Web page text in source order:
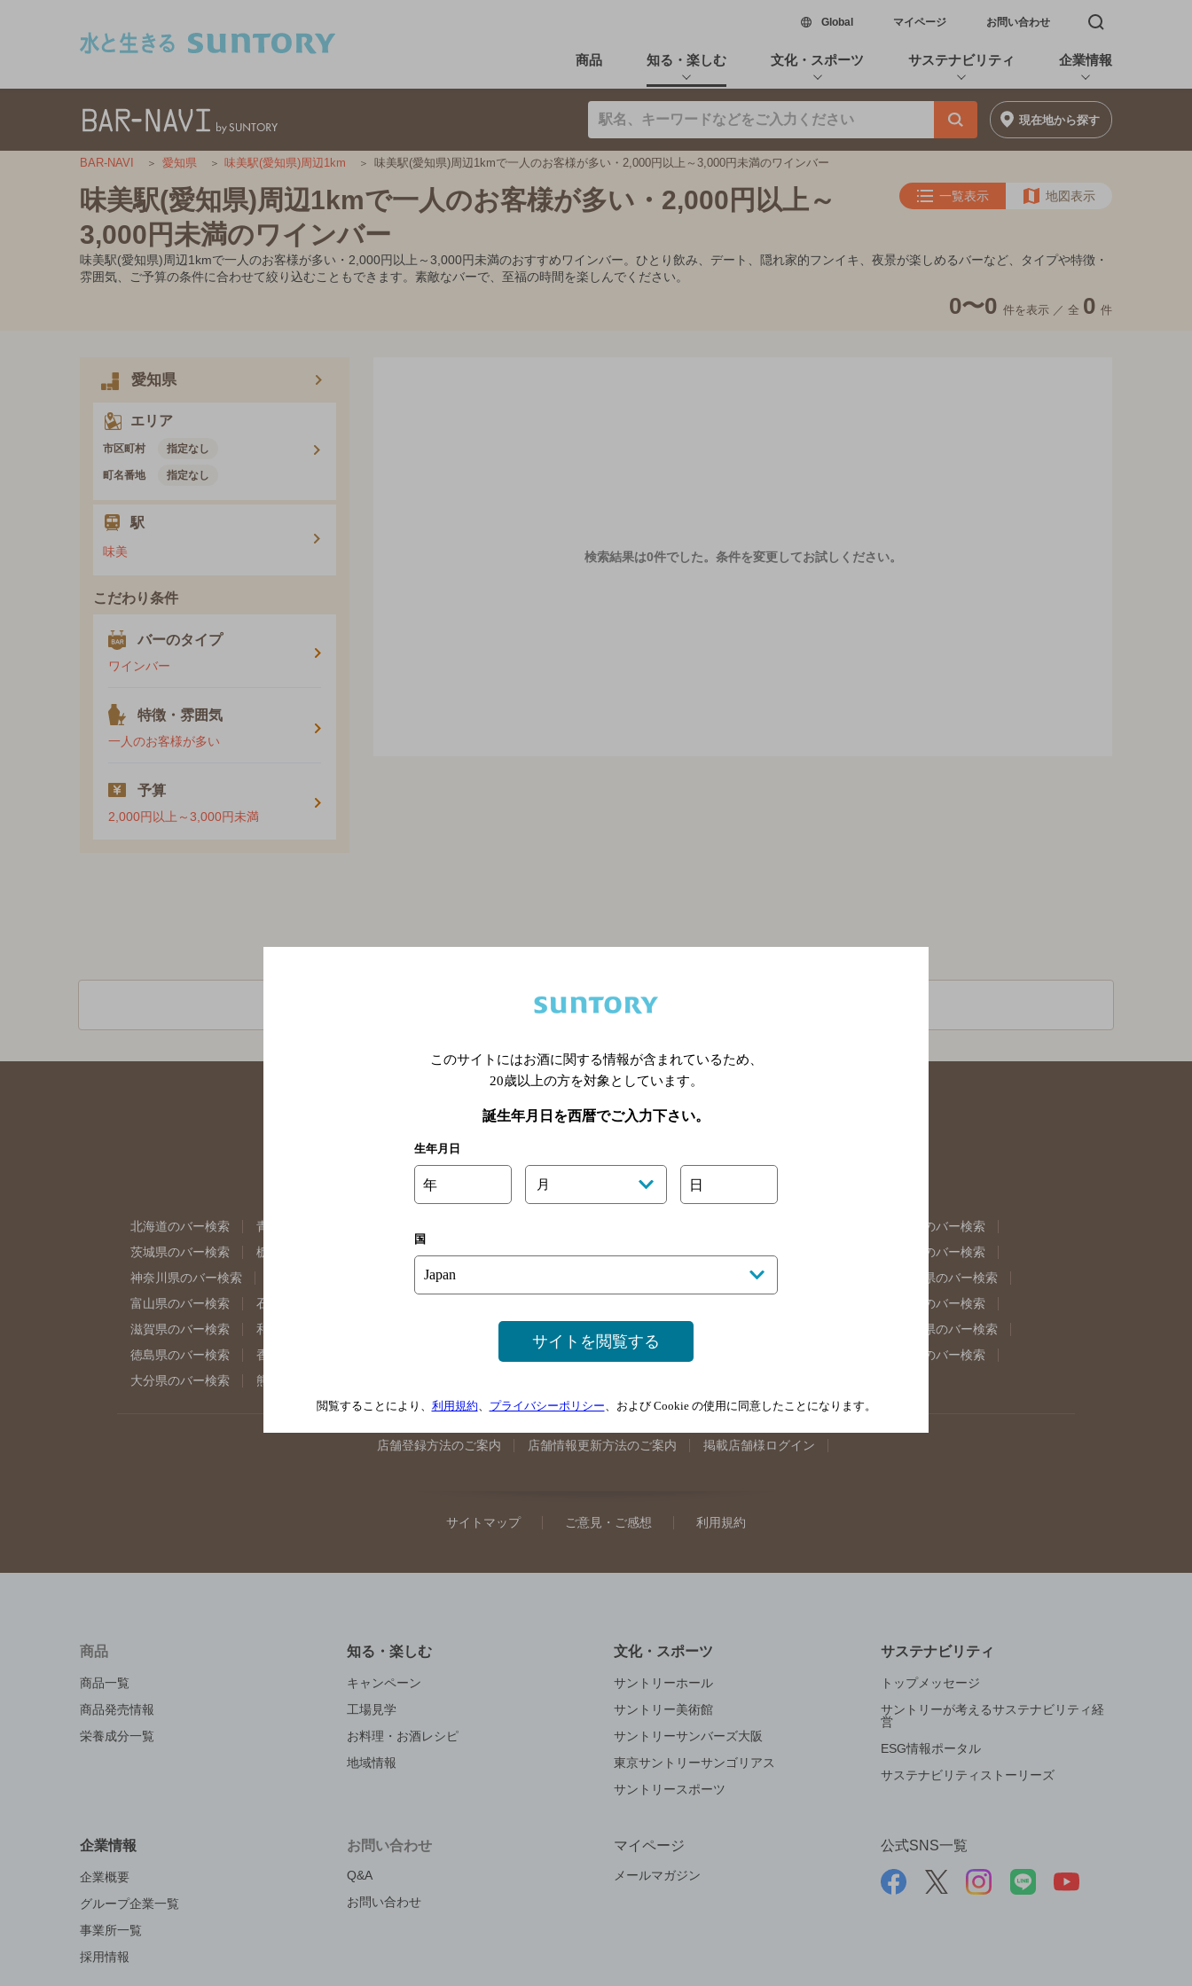
Global新しいウィンドウで開く
マイページ お問い合わせ 検索窓を開く
商品 知る・楽しむ 文化・スポーツ サステナビリティ 企業情報
現在地から探す
BAR-NAVI 愛知県 味美駅(愛知県)周辺1km 味美駅(愛知県)周辺1kmで一人のお客様が多い・2,000円以上～3,000円未満のワインバー
味美駅(愛知県)周辺1kmで一人のお客様が多い・2,000円以上～
3,000円未満のワインバー
一覧表示 地図表示
味美駅(愛知県)周辺1kmで一人のお客様が多い・2,000円以上～3,000円未満のおすすめワインバー。ひとり飲み、デート、隠れ家的フンイキ、夜景が楽しめるバーなど、タイプや特徴・
雰囲気、ご予算の条件に合わせて絞り込むこともできます。素敵なバーで、至福の時間を楽しんでください。
0〜0 件を表示 ／ 全 0 件
愛知県
エリア
市区町村 指定なし
町名番地 指定なし
駅
味美
こだわり条件
バーのタイプ
ワインバー
特徴・雰囲気
一人のお客様が多い
予算
2,000円以上～3,000円未満
検索結果は0件でした。 条件を変更してお試しください。
関連ページ
北海道のバー検索 青森県のバー検索
福島県のバー検索
茨城県のバー検索
栃木県のバー検索
東京都のバー検索
神奈川県のバー検索
埼玉県のバー検索
岐阜県のバー検索
富山県のバー検索
石川県のバー検索
奈良県のバー検索
滋賀県のバー検索
和歌山県のバー検索 山口県のバー検索
島根県のバー検索
徳島県のバー検索
香川県のバー検索
佐賀県のバー検索
大分県のバー検索
熊本県のバー検索
店舗登録方法のご案内 店舗情報更新方法のご案内 掲載店舗様ログイン
サイトマップ ご意見・ご感想 利用規約
商品
商品一覧
商品発売情報
栄養成分一覧
知る・楽しむ
キャンペーン
工場見学
お料理・お酒レシピ
地域情報
文化・スポーツ
サントリーホール
サントリー美術館
サントリーサンバーズ大阪
東京サントリーサンゴリアス
サントリースポーツ
サステナビリティ
トップメッセージ
サントリーが考えるサステナビリティ経
営
ESG情報ポータル
サステナビリティストーリーズ
企業情報
企業概要
グループ企業一覧
事業所一覧
採用情報
お問い合わせ
Q&A
お問い合わせ
マイページ
メールマガジン
公式SNS一覧
このサイトにはお酒に関する情報が含まれているため、
20歳以上の方を対象としています。
誕生年月日を西暦でご入力下さい。
生年月日
年 月 日
国
サイトを閲覧する
閲覧することにより、 利用規約、 プライバシーポリシー、および Cookie の使用に同意したことになります。